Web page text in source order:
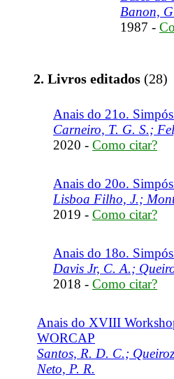
Banon,
1987 -
2. Livros editados (28)
Anais do 21o.
Carneiro, T. G. S.;
2020 - Como citar?
Anais do 20o.
Lisboa Filho, J.;
2019 - Como citar?
Anais do 18o.
Davis Jr, C. A.;
2018 - Como citar?
Anais do XVIII
WORCAP
Santos, R. D. C.;
Neto, P. R.